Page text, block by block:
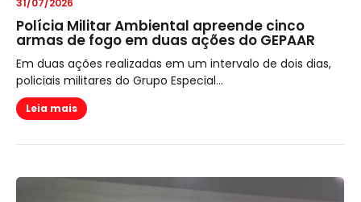
31/07/2026
Polícia Militar Ambiental apreende cinco
armas de fogo em duas ações do GEPAAR
Em duas ações realizadas em um intervalo de dois dias,
policiais militares do Grupo Especial...
Leia mais